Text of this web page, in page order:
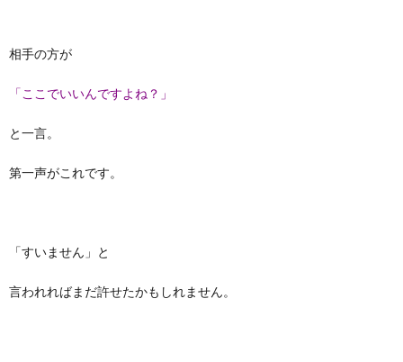
相手の方が
「ここでいいんですよね？」
と一言。
第一声がこれです。
「すいません」と
言われればまだ許せたかもしれません。